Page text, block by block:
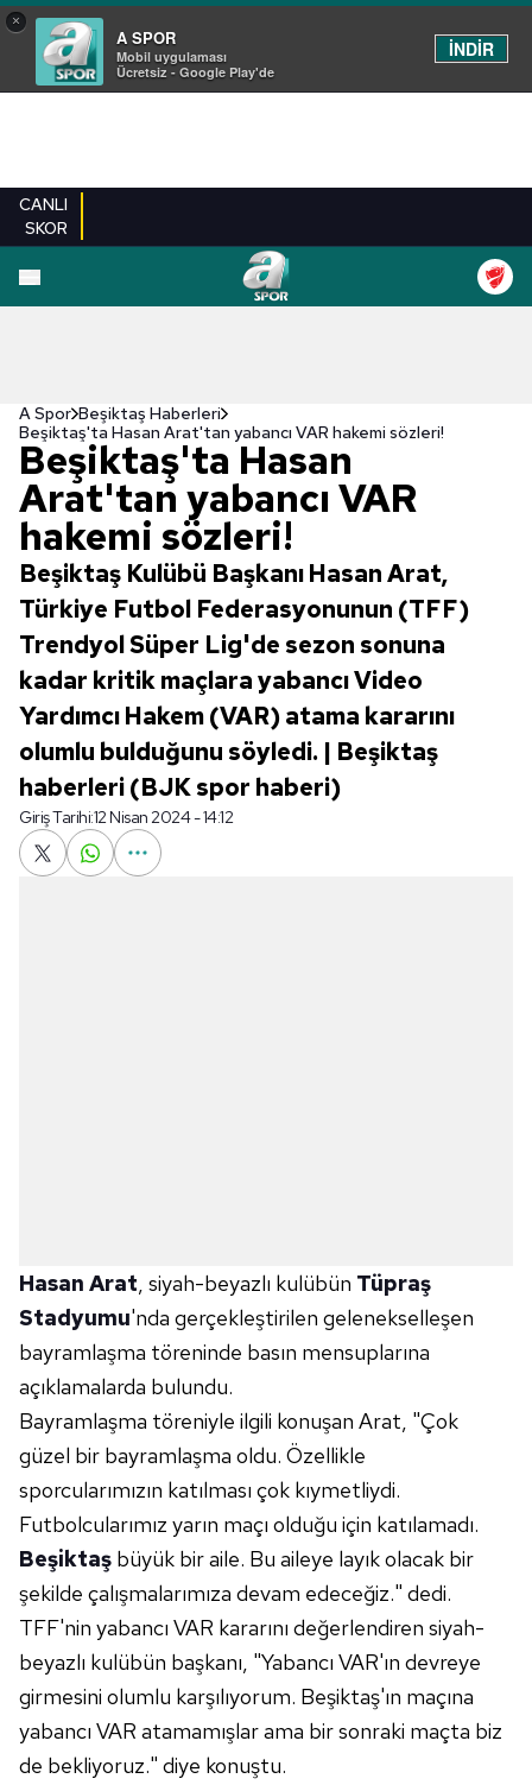
×
A SPOR
Mobil uygulaması
Ücretsiz - Google Play'de
İNDİR
CANLI
SKOR
A Spor Beşiktaş Haberleri
Beşiktaş'ta Hasan Arat'tan yabancı VAR hakemi sözleri!
Beşiktaş'ta Hasan
Arat'tan yabancı VAR
hakemi sözleri!
Beşiktaş Kulübü Başkanı Hasan Arat,
Türkiye Futbol Federasyonunun (TFF)
Trendyol Süper Lig'de sezon sonuna
kadar kritik maçlara yabancı Video
Yardımcı Hakem (VAR) atama kararını
olumlu bulduğunu söyledi. | Beşiktaş
haberleri (BJK spor haberi)
Giriş Tarihi:12 Nisan 2024 - 14:12
Hasan Arat, siyah-beyazlı kulübün Tüpraş
Stadyumu'nda gerçekleştirilen gelenekselleşen
bayramlaşma töreninde basın mensuplarına
açıklamalarda bulundu.
Bayramlaşma töreniyle ilgili konuşan Arat, "Çok
güzel bir bayramlaşma oldu. Özellikle
sporcularımızın katılması çok kıymetliydi.
Futbolcularımız yarın maçı olduğu için katılamadı.
Beşiktaş büyük bir aile. Bu aileye layık olacak bir
şekilde çalışmalarımıza devam edeceğiz." dedi.
TFF'nin yabancı VAR kararını değerlendiren siyah-
beyazlı kulübün başkanı, "Yabancı VAR'ın devreye
girmesini olumlu karşılıyorum. Beşiktaş'ın maçına
yabancı VAR atamamışlar ama bir sonraki maçta biz
de bekliyoruz." diye konuştu.